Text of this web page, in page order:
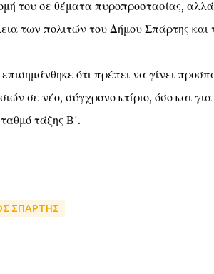
του σε θέματα πυροπροστασίας,
των πολιτών του Δήμου Σπάρτης και
ότι πρέπει να γίνει
σε νέο, σύγχρονο κτίριο, όσο και
τάξης Β΄.
ΣΠΑΡΤΗΣ